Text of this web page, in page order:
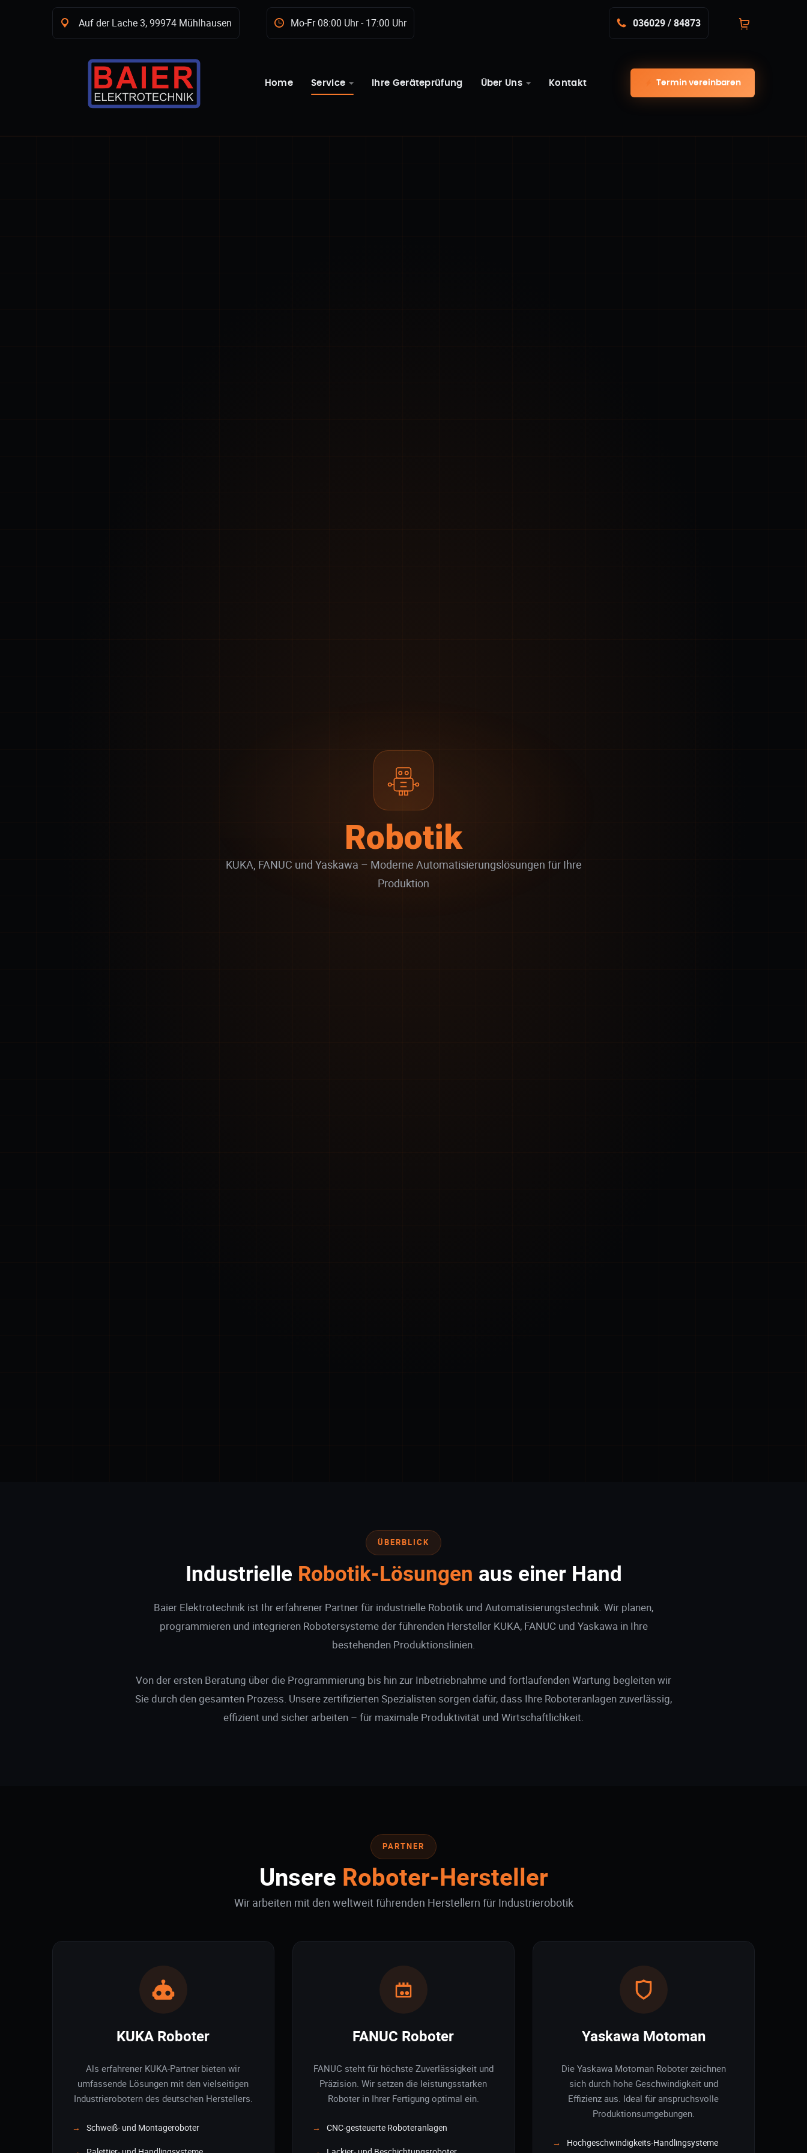
Auf der Lache 3, 99974 Mühlhausen Mo-Fr 08:00 Uhr - 17:00 Uhr 036029 / 84873
Home Service Ihre Geräteprüfung Über Uns Kontakt Termin vereinbaren
Robotik
KUKA, FANUC und Yaskawa – Moderne Automatisierungslösungen für Ihre
Produktion
ÜBERBLICK
Industrielle Robotik-Lösungen aus einer Hand
Baier Elektrotechnik ist Ihr erfahrener Partner für industrielle Robotik und Automatisierungstechnik. Wir planen,
programmieren und integrieren Robotersysteme der führenden Hersteller KUKA, FANUC und Yaskawa in Ihre
bestehenden Produktionslinien.
Von der ersten Beratung über die Programmierung bis hin zur Inbetriebnahme und fortlaufenden Wartung begleiten wir
Sie durch den gesamten Prozess. Unsere zertifizierten Spezialisten sorgen dafür, dass Ihre Roboteranlagen zuverlässig,
effizient und sicher arbeiten – für maximale Produktivität und Wirtschaftlichkeit.
PARTNER
Unsere Roboter-Hersteller
Wir arbeiten mit den weltweit führenden Herstellern für Industrierobotik
KUKA Roboter
Als erfahrener KUKA-Partner bieten wir
umfassende Lösungen mit den vielseitigen
Industrierobotern des deutschen Herstellers.
Schweiß- und Montageroboter
FANUC Roboter
FANUC steht für höchste Zuverlässigkeit und
Präzision. Wir setzen die leistungsstarken
Roboter in Ihrer Fertigung optimal ein.
CNC-gesteuerte Roboteranlagen
Yaskawa Motoman
Die Yaskawa Motoman Roboter zeichnen
sich durch hohe Geschwindigkeit und
Effizienz aus. Ideal für anspruchsvolle
Produktionsumgebungen.
Hochgeschwindigkeits-Handlingsysteme